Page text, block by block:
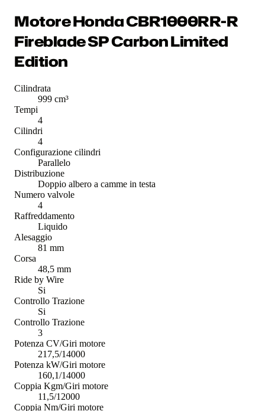
Motore Honda CBR1000RR-R
Fireblade SP Carbon Limited
Edition
Cilindrata
999 cm³
Tempi
4
Cilindri
4
Configurazione cilindri
Parallelo
Distribuzione
Doppio albero a camme in testa
Numero valvole
4
Raffreddamento
Liquido
Alesaggio
81 mm
Corsa
48,5 mm
Ride by Wire
Si
Controllo Trazione
Si
Controllo Trazione
3
Potenza CV/Giri motore
217,5/14000
Potenza kW/Giri motore
160,1/14000
Coppia Kgm/Giri motore
11,5/12000
Coppia Nm/Giri motore